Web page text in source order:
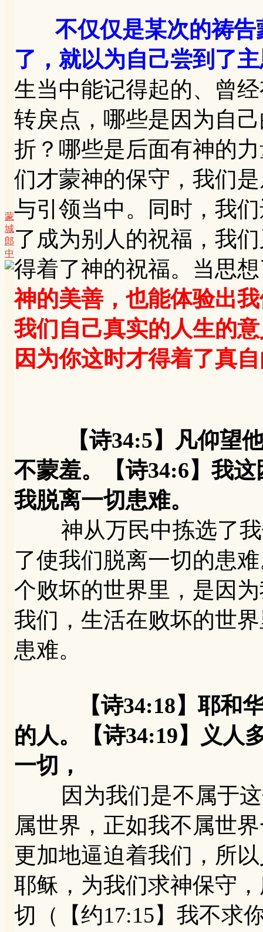
蒙
城
郎
中
不仅仅是某次的祷
了，就以为自己尝到了
生当中能记得起的、曾
转戾点，哪些是因为自
折？哪些是后面有神的
们才蒙神的保守，我们
与引领当中。同时，我
了成为别人的祝福，我
得着了神的祝福。当思
神的美善，也能体验出
我们自己真实的人生的
因为你这时才得着了真
【诗34:5】凡仰望
不蒙羞。【诗34:6】我
我脱离一切患难。
神从万民中拣选了我
了使我们脱离一切的患
个败坏的世界里，是因
我们，生活在败坏的世
患难。
【诗34:18】耶和
的人。【诗34:19】义人
一切，
因为我们是不属于这
属世界，正如我不属世
更加地逼迫着我们，所
耶稣，为我们求神保守
切（【约17:15】我不求